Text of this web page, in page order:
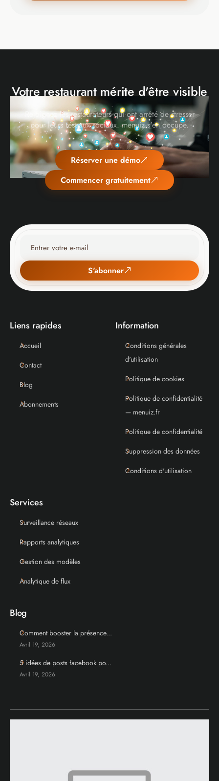
Votre restaurant mérite d'être visible
Rejoignez les restaurateurs qui ont arrêté de stresser
pour leurs réseaux sociaux. menuiz s'en occupe.
Réserver une démo
Commencer gratuitement
S'abonner
Liens rapides
Accueil
Contact
Blog
Abonnements
Information
Conditions générales
d'utilisation
Politique de cookies
Politique de confidentialité
— menuiz.fr
Politique de confidentialité
Suppression des données
Conditions d'utilisation
Services
Surveillance réseaux
Rapports analytiques
Gestion des modèles
Analytique de flux
Blog
Comment booster la présence...
Avril 19, 2026
5 idées de posts facebook po...
Avril 19, 2026